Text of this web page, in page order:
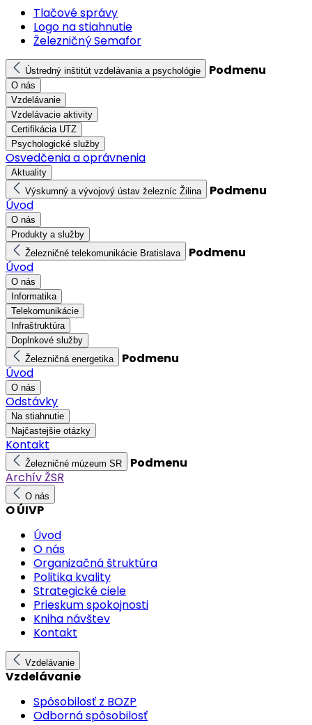
Tlačové správy
Logo na stiahnutie
Železničný Semafor
Ústredný inštitút vzdelávania a psychológie Podmenu
O nás
Vzdelávanie
Vzdelávacie aktivity
Certifikácia UTZ
Psychologické služby
Osvedčenia a oprávnenia
Aktuality
Výskumný a vývojový ústav železníc Žilina
Podmenu
Úvod
O nás
Produkty a služby
Železničné telekomunikácie Bratislava
Podmenu
Úvod
O nás
Informatika
Telekomunikácie
Infraštruktúra
Doplnkové služby
Železničná energetika
Podmenu
Úvod
O nás
Odstávky
Na stiahnutie
Najčastejšie otázky
Kontakt
Železničné múzeum SR
Podmenu
Archív ŽSR
O nás
O ÚIVP
Úvod
O nás
Organizačná štruktúra
Politika kvality
Strategické ciele
Prieskum spokojnosti
Kniha návštev
Kontakt
Vzdelávanie
Vzdelávanie
Spôsobilosť z BOZP
Odborná spôsobilosť